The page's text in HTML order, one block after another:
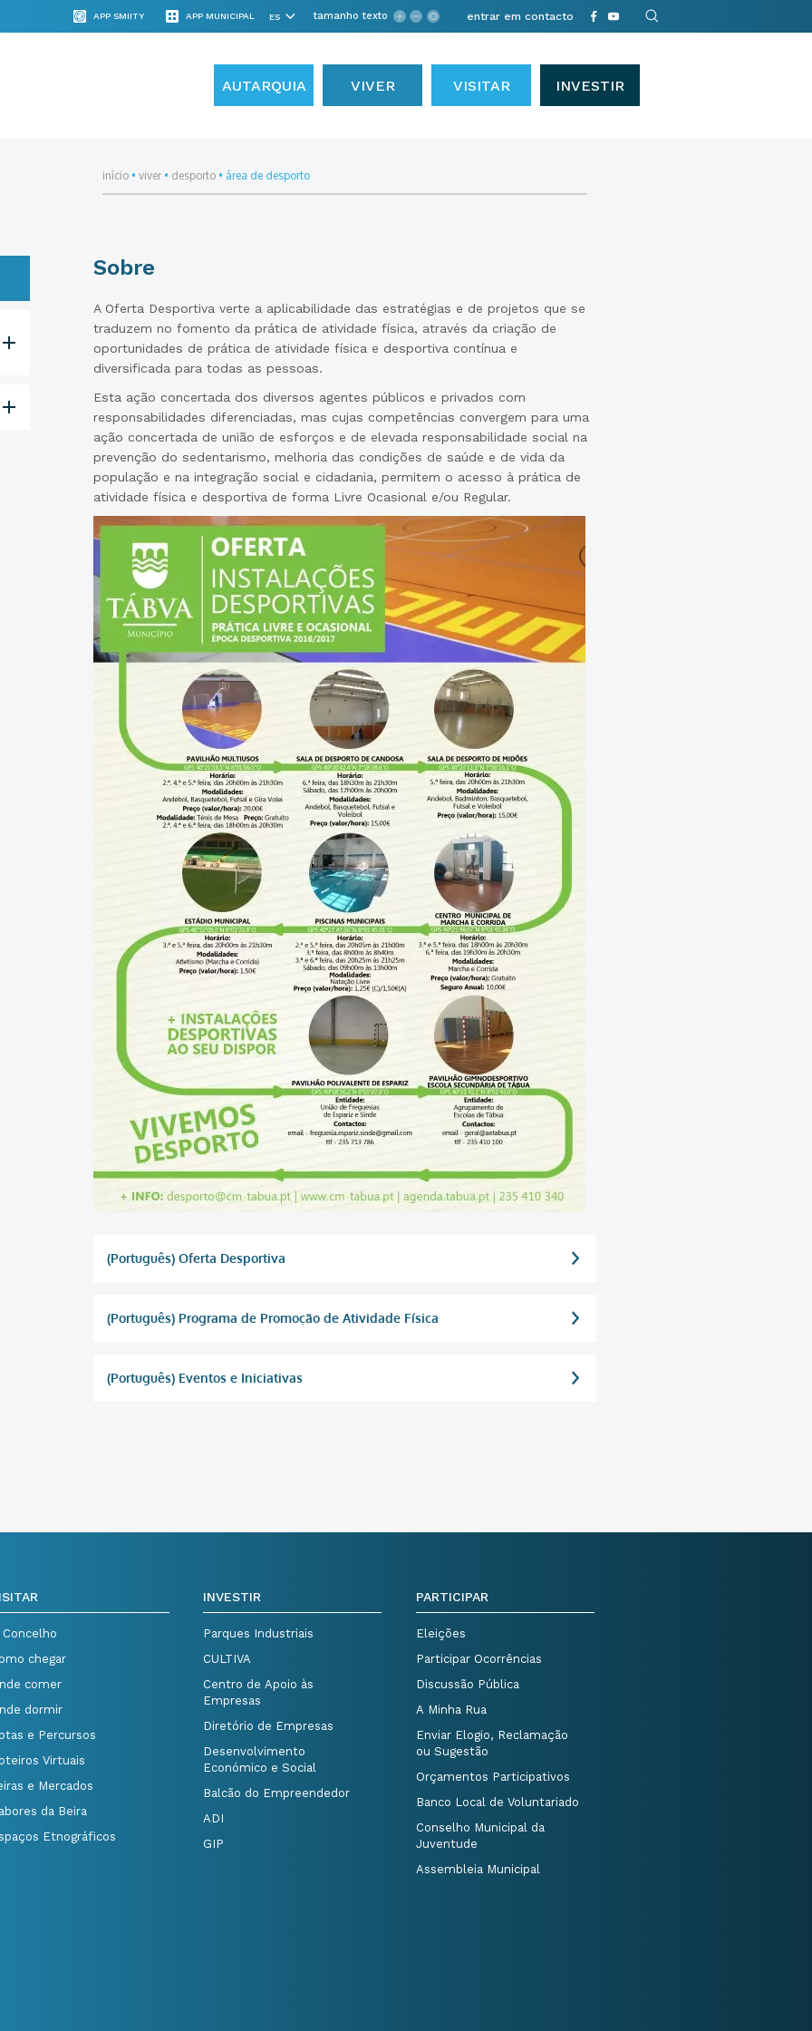
APP SMIITY APP MUNICIPAL tamanho texto entrar em contacto
AUTARQUIA VIVER VISITAR INVESTIR
início•viver• desporto• área de desporto
Sobre
A Oferta Desportiva verte a aplicabilidade das estratégias e de projetos que se
traduzem no fomento da prática de atividade física, através da criação de
oportunidades de prática de atividade física e desportiva contínua e
diversificada para todas as pessoas.
Esta ação concertada dos diversos agentes públicos e privados com
responsabilidades diferenciadas, mas cujas competências convergem para uma
ação concertada de união de esforços e de elevada responsabilidade social na
prevenção do sedentarismo, melhoria das condições de saúde e de vida da
população e na integração social e cidadania, permitem o acesso à prática de
atividade física e desportiva de forma Livre Ocasional e/ou Regular.
(Português) Oferta Desportiva
(Português) Programa de Promoção de Atividade Física
(Português) Eventos e Iniciativas
Concelho
chegar
comer
dormir
e Percursos
Virtuais
e Mercados
da Beira
Etnográficos
INVESTIR
Parques Industriais
CULTIVA
Centro de Apoio às
Empresas
Diretório de Empresas
Desenvolvimento
Económico e Social
Balcão do Empreendedor
ADI
GIP
PARTICIPAR
Eleições
Participar Ocorrências
Discussão Pública
A Minha Rua
Enviar Elogio, Reclamação
ou Sugestão
Orçamentos Participativos
Banco Local de Voluntariado
Conselho Municipal da
Juventude
Assembleia Municipal